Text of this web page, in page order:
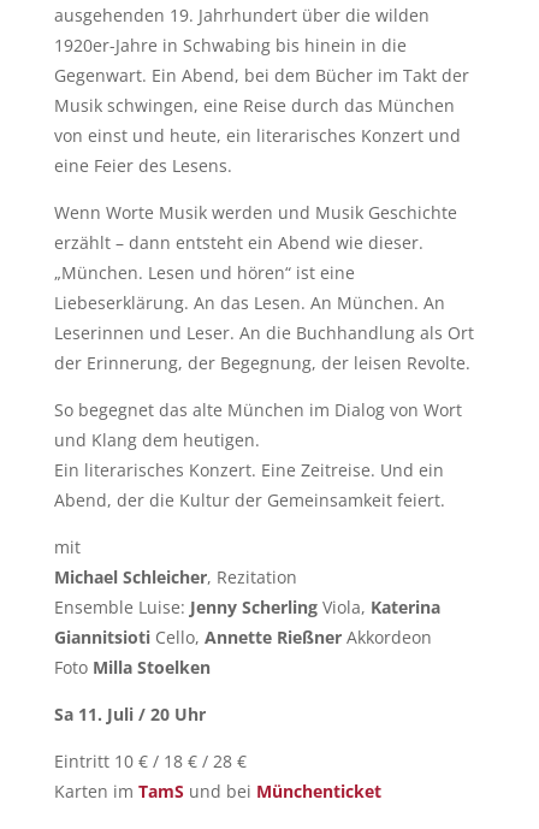
ausgehenden 19. Jahrhundert über die wilden
1920er-Jahre in Schwabing bis hinein in die
Gegenwart. Ein Abend, bei dem Bücher im Takt der
Musik schwingen, eine Reise durch das München
von einst und heute, ein literarisches Konzert und
eine Feier des Lesens.
Wenn Worte Musik werden und Musik Geschichte
erzählt – dann entsteht ein Abend wie dieser.
„München. Lesen und hören“ ist eine
Liebeserklärung. An das Lesen. An München. An
Leserinnen und Leser. An die Buchhandlung als Ort
der Erinnerung, der Begegnung, der leisen Revolte.
So begegnet das alte München im Dialog von Wort
und Klang dem heutigen.
Ein literarisches Konzert. Eine Zeitreise. Und ein
Abend, der die Kultur der Gemeinsamkeit feiert.
mit
Michael Schleicher, Rezitation
Ensemble Luise: Jenny ScherlingViola, Katerina
GiannitsiotiCello, Annette RießnerAkkordeon
Foto Milla Stoelken
Sa 11. Juli / 20 Uhr
Eintritt 10 € / 18 € / 28 €
Karten im TamSund bei Münchenticket